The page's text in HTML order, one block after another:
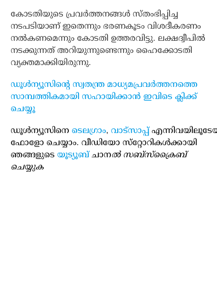
കോടതിയുടെ പ്രവര്‍ത്തനങ്ങള്‍ സ്തംഭിപ്പിച്ച
നടപടിയാണ് ഇതെന്നും ഭരണകൂടം വിശദീകരണം
നല്‍കണമെന്നും കോടതി ഉത്തരവിട്ടു. ലക്ഷദ്വീപില്‍
നടക്കുന്നത് അറിയുന്നുണ്ടെന്നും ഹൈക്കോടതി
വ്യക്തമാക്കിയിരുന്നു.
ഡൂള്‍ന്യൂസിന്റെ സ്വതന്ത്ര മാധ്യമപ്രവര്‍ത്തനത്തെ
സാമ്പത്തികമായി സഹായിക്കാന്‍ ഇവിടെ ക്ലിക്ക്
ചെയ്യൂ
ഡൂള്‍ന്യൂസിനെടെലഗ്രാം,വാട്‌സാപ്പ്
ഫോളോ ചെയ്യാം. വീഡിയോ സ്‌റ്റോറികള്‍ക്കായി
ഞങ്ങളുടെയൂട്യൂബ്ചാനല്‍ സബ്‌സ്‌ക്രൈബ്
ചെയ്യുക